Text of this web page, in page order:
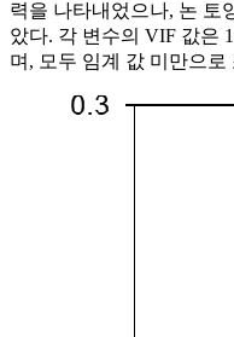
력을 나타내었으나, 논 토
았다. 각 변수의 VIF 값은
며, 모두 임계 값 미만으로